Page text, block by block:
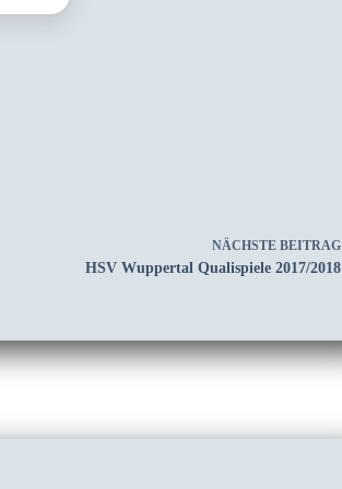
NÄCHSTEBEITRAG
HSV Wuppertal Qualispiele 2017/2018